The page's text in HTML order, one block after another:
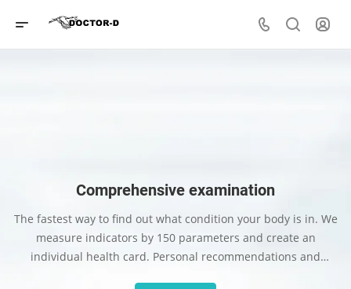
Comprehensive examination
The fastest way to find out what condition your body is in. We
measure indicators by 150 parameters and create an
individual health card. Personal recommendations and